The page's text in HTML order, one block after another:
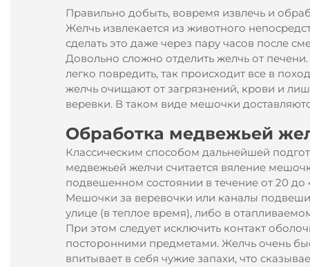
Правильно добыть, вовремя извлечь и
Желчь извлекается из животного
сделать это даже через пару часов после
Довольно сложно отделить желчь от
легко повредить, так происходит все в
желчь очищают от загрязнений, крови и
веревки. В таком виде мешочки
Обработка медвежьей
Классическим способом дальнейшей
медвежьей желчи считается вяление
подвешенном состоянии в течение от 20 до
Мешочки за веревочки или каналы
улице (в теплое время), либо в
При этом следует исключить контакт
посторонними предметами. Желчь очень
впитывает в себя чужие запахи, что